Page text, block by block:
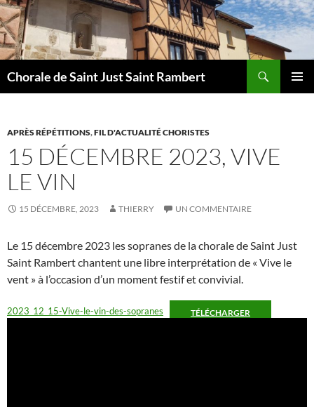
Aller
au
contenu
Chorale de Saint Just Saint Rambert
APRÈS RÉPÉTITIONS,FIL D'ACTUALITÉ CHORISTES
15 DÉCEMBRE 2023, VIVE
LE VIN
15 DÉCEMBRE, 2023 THIERRY UN COMMENTAIRE
Le 15 décembre 2023 les sopranes de la chorale de Saint Just
Saint Rambert chantent une libre interprétation de « Vive le
vent » à l’occasion d’un moment festif et convivial.
2023_12_15-Vive-le-vin-des-sopranes TÉLÉCHARGER